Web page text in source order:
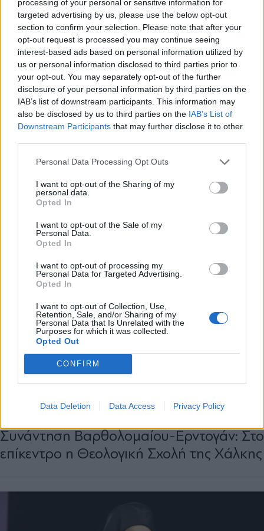
processing of your personal or sensitive information for
targeted advertising by us, please use the below opt-out
section to confirm your selection. Please note that after your
opt-out request is processed you may continue seeing
interest-based ads based on personal information utilized by
us or personal information disclosed to third parties prior to
your opt-out. You may separately opt-out of the further
disclosure of your personal information by third parties on the
IAB’s list of downstream participants. This information may
also be disclosed by us to third parties on the IAB’s List of
Downstream Participants that may further disclose it to other
Personal Data Processing Opt Outs
I want to opt-out of the Sharing of my
personal data.
Opted In
I want to opt-out of the Sale of my
Personal Data.
Opted In
I want to opt-out of processing my
Personal Data for Targeted Advertising.
Opted In
I want to opt-out of Collection, Use,
Retention, Sale, and/or Sharing of my
Personal Data that Is Unrelated with the
Purposes for which it was collected.
Opted Out
CONFIRM
Data Deletion Data Access Privacy Policy
ΔΙΕΘΝΗ 12.06.2026 18:03
ΧΡΥΣΑ ΜΑΚΡΗ
στη "Hurriyet": Κανείς δεν πρέπει να μας
συγκρούσεων και υπολογισμών
ΔΙΕΘΝΗ
16.06.2026 17:12
Συνάντηση Βαρθολομαίου-Ερντογάν: Στο
επίκεντρο η Θεολογική Σχολή της Χάλκης
Εγγραφή στο newsletter
Αποδέχομαι τους
και την πολιτική απορρήτου
X